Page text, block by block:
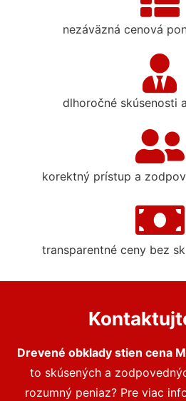
nezáväzná cenová
dlhoročné skúsenosti
korektný prístup a
transparentné ceny bez
Drevené obklady stien cena
to skúsených a
rozumný peniaz? Pre viac